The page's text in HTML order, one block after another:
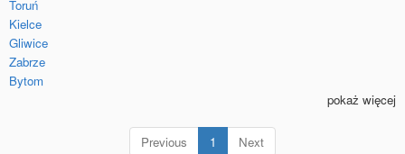
Toruń
Kielce
Gliwice
Zabrze
Bytom
pokaż więcej
Previous 1 (current)
Next